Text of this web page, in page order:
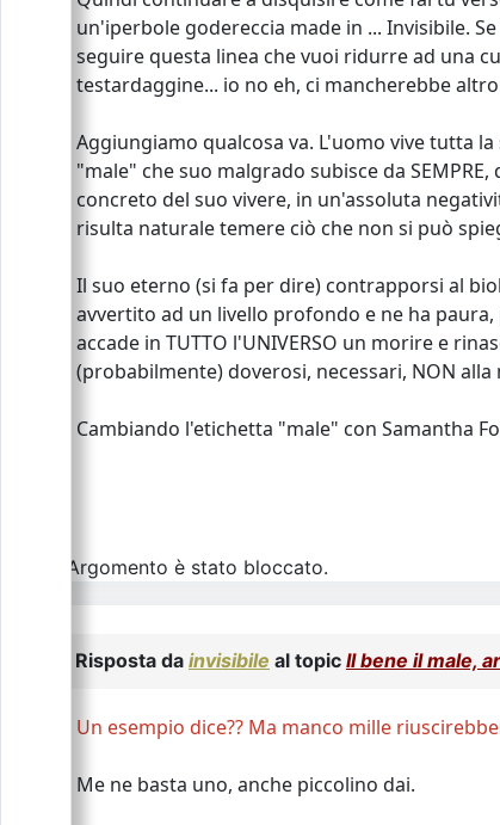
un'iperbole godereccia made in ... Invisibile.
seguire questa linea che vuoi ridurre ad una
testardaggine... io no eh, ci mancherebbe
Aggiungiamo qualcosa va. L'uomo vive tutta
"male" che suo malgrado subisce da
concreto del suo vivere, in un'assoluta
risulta naturale temere ciò che non si può
Il suo eterno (si fa per dire) contrapporsi al
avvertito ad un livello profondo e ne ha
accade in TUTTO l'UNIVERSO un morire e
(probabilmente) doverosi, necessari, NON
Cambiando l'etichetta "male" con Samantha
L\'Argomento è stato bloccato.
Risposta da invisibile al topic Il bene il male,
Un esempio dice?? Ma manco mille
Me ne basta uno, anche piccolino dai.